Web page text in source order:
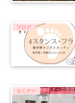
ブログ
セミナー